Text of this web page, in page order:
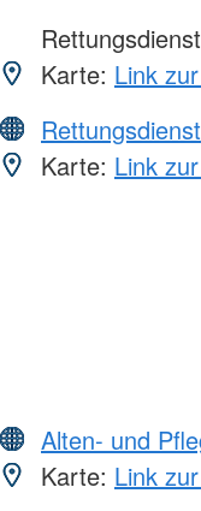
Rettungsdienst
Karte: Link
Rettungsdienst
Karte: Link
Alten- und
Karte: Link